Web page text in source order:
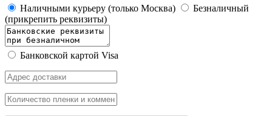
Наличными курьеру (только Москва)
Безналичный
(прикрепить реквизиты)
Банковской картой Visa